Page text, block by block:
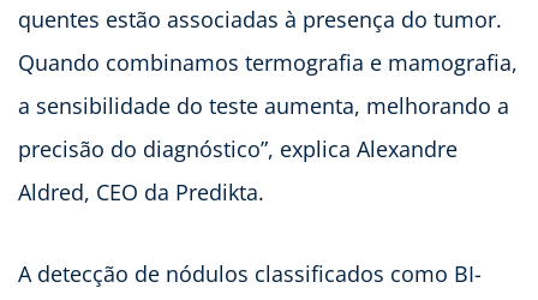
quentes estão associadas à presença do tumor.
Quando combinamos termografia e mamografia,
a sensibilidade do teste aumenta, melhorando a
precisão do diagnóstico”, explica Alexandre
Aldred, CEO da Predikta.
A detecção de nódulos classificados como BI-